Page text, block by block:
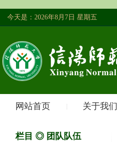
今天是：2026年8月7日 星期五
网站首页 关于我们
栏目 ◎ 团队队伍